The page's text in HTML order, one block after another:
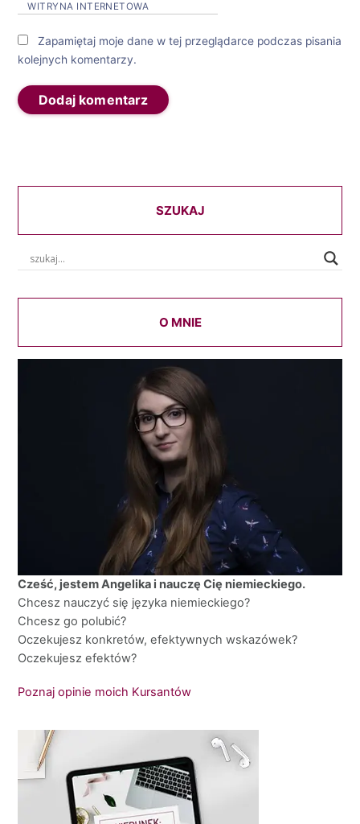
WITRYNA INTERNETOWA
Zapamiętaj moje dane w tej przeglądarce podczas pisania
kolejnych komentarzy.
SZUKAJ
O MNIE
Cześć, jestem Angelika i nauczę Cię niemieckiego.
Chcesz nauczyć się języka niemieckiego?
Chcesz go polubić?
Oczekujesz konkretów, efektywnych wskazówek?
Oczekujesz efektów?
Poznaj opinie moich Kursantów